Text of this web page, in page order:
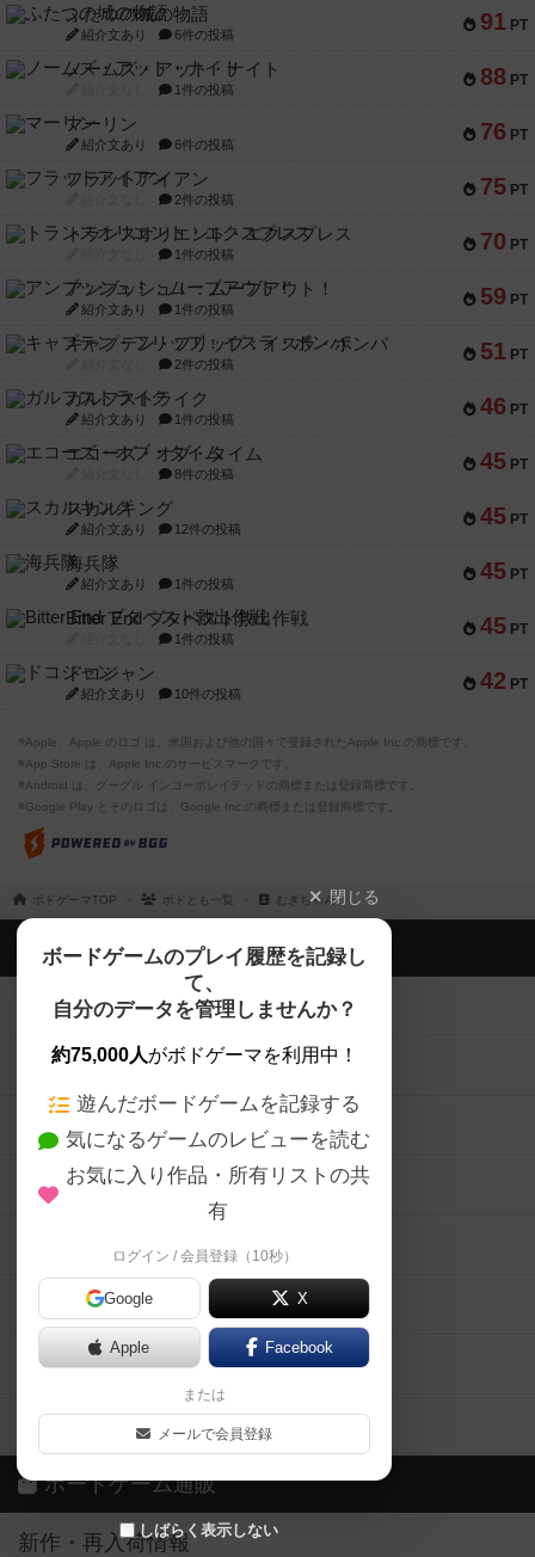
91 PT
ふたつの城の物語
紹介文あり 6件の投稿
88 PT
ノームズ・アット・ナイト
1件の投稿
76 PT
マーリン
紹介文あり 6件の投稿
75 PT
フラットアイアン
2件の投稿
70 PT
トランスオリエント・エクスプレス
1件の投稿
59 PT
アンブッシュ！：ムーブアウト！
紹介文あり 1件の投稿
51 PT
キャプテン・フリップ：イスラ・ボンバ
2件の投稿
46 PT
ガルフストライク
紹介文あり 1件の投稿
45 PT
エコーズ・オブ・タイム
8件の投稿
45 PT
スカルキング
紹介文あり 12件の投稿
45 PT
海兵隊
紹介文あり 1件の投稿
45 PT
Bitter End ブタペスト救出作戦
1件の投稿
42 PT
ドコジャン
紹介文あり 10件の投稿
※Apple、Apple のロゴ は、米国および他の国々で登録されたApple Inc.の商標です。
※App Store は、Apple Inc.のサービスマークです。
※Android は、グーグル インコーポレイテッドの商標または登録商標です。
※Google Play とそのロゴは、Google Inc.の商標または登録商標です。
ボドゲーマTOP ボドとも一覧 むぎちゃん閉じる
ボードゲームのプレイ履歴を記録し
て、
自分のデータを管理しませんか？
約75,000人がボドゲーマを利用中！
遊んだボードゲームを記録する
気になるゲームのレビューを読む
お気に入り作品・所有リストの共
有
ログイン / 会員登録（10秒）
Google X
Apple Facebook
または
メールで会員登録
しばらく表示しない
ボドゲーマTOP
ボードゲームを検索する
ボードゲームの新着レビュー
ボードゲーム会情報
メカニクス特集
掲示板・トピックス
ボドとも・会員一覧
ボードゲーム業界コラム
ボドゲーマご利用案内
ボードゲーム通販
新作・再入荷情報